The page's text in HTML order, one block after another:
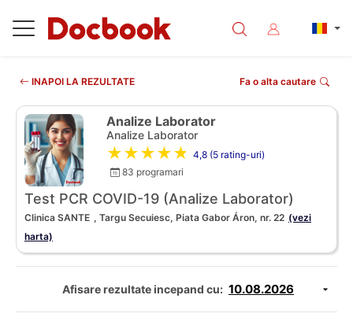
INAPOI LA REZULTATE Fa o alta cautare
Analize Laborator
Analize Laborator
★★★★★ 4,8 (5 rating-uri)
83 programari
Test PCR COVID-19 (Analize Laborator)
Clinica SANTE , Targu Secuiesc, Piata Gabor Áron, nr. 22 (vezi
harta)
Afisare rezultate incepand cu: